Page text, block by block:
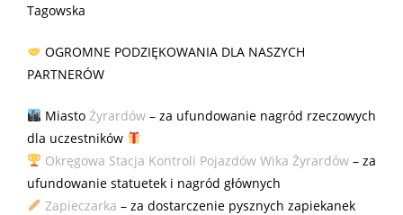
Tagowska
OGROMNE PODZIĘKOWANIA DLA NASZYCH
PARTNERÓW
Miasto Żyrardów – za ufundowanie nagród rzeczowych
dla uczestników
Okręgowa Stacja Kontroli Pojazdów Wika Żyrardów– za
ufundowanie statuetek i nagród głównych
Zapieczarka – za dostarczenie pysznych zapiekanek